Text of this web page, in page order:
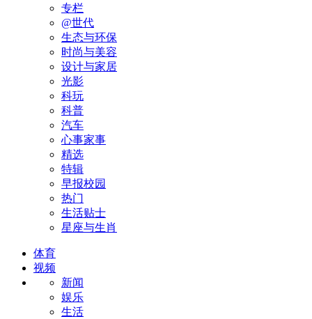
专栏
@世代
生态与环保
时尚与美容
设计与家居
光影
科玩
科普
汽车
心事家事
精选
特辑
早报校园
热门
生活贴士
星座与生肖
体育
视频
新闻
娱乐
生活